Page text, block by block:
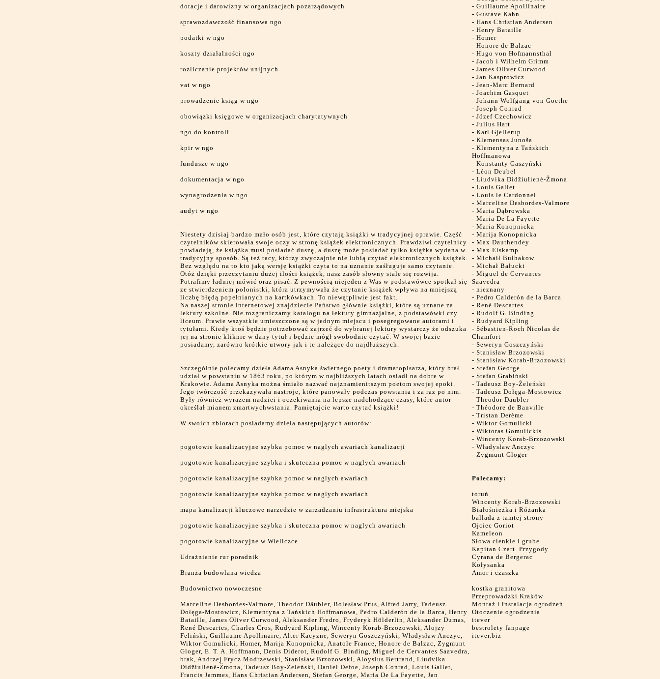
dotacje i darowizny w organizacjach pozarządowych
sprawozdawczość finansowa ngo
podatki w ngo
koszty działalności ngo
rozliczanie projektów unijnych
vat w ngo
prowadzenie ksiąg w ngo
obowiązki księgowe w organizacjach charytatywnych
ngo do kontroli
kpir w ngo
fundusze w ngo
dokumentacja w ngo
wynagrodzenia w ngo
audyt w ngo
Niestety dzisiaj bardzo mało osób jest, które czytają książki w tradycyjnej oprawie. Część
czytelników skierowała swoje oczy w stronę książek elektronicznych. Prawdziwi czytelnicy
powiadają, że książka musi posiadać duszę, a duszę może posiadać tylko książka wydana w
tradycyjny sposób. Są też tacy, którzy zwyczajnie nie lubią czytać elektronicznych książek.
Bez względu na to kto jaką wersję książki czyta to na uznanie zaśługuje samo czytanie.
Otóż dzięki przeczytaniu dużej ilości książek, nasz zasób słowny stale się rozwija.
Potrafimy ładniej mówić oraz pisać. Z pewnością niejeden z Was w podstawówce spotkał się
ze stwierdzeniem polonistki, która utrzymywała że czytanie książek wpływa na mniejszą
liczbę błędą popełnianych na kartkówkach. To niewątpliwie jest fakt.
Na naszej stronie internetowej znajdziecie Państwo głównie książki, które są uznane za
lektury szkolne. Nie rozgraniczamy katalogu na lektury gimnazjalne, z podstawówki czy
liceum. Prawie wszystkie umieszczone są w jednym miejscu i posegregowane autorami i
tytułami. Kiedy ktoś będzie potrzebować zajrzeć do wybranej lektury wystarczy że odszuka
jej na stronie kliknie w dany tytuł i będzie mógł swobodnie czytać. W swojej bazie
posiadamy, zarówno krótkie utwory jak i te należące do najdłuższych.
Szczególnie polecamy dzieła Adama Asnyka świetnego poety i dramatopisarza, który brał
udział w powstaniu w 1863 roku, po którym w najbliższych latach osiadł na dobre w
Krakowie. Adama Asnyka można śmiało nazwać najznamienitszym poetom swojej epoki.
Jego twórczość przekazywała nastroje, które panowały podczas powstania i za raz po nim.
Były również wyrazem nadziei i oczekiwania na lepsze nadchodzące czasy, które autor
określał mianem zmartwychwstania. Pamiętajcie warto czytać książki!
W swoich zbiorach posiadamy dzieła następujących autorów:
pogotowie kanalizacyjne szybka pomoc w naglych awariach kanalizacji
pogotowie kanalizacyjne szybka i skuteczna pomoc w naglych awariach
pogotowie kanalizacyjne szybka pomoc w naglych awariach
pogotowie kanalizacyjne szybka pomoc w naglych awariach
mapa kanalizacji kluczowe narzedzie w zarzadzaniu infrastruktura miejska
pogotowie kanalizacyjne szybka i skuteczna pomoc w naglych awariach
pogotowie kanalizacyjne w Wieliczce
Udrażnianie rur poradnik
Branża budowlana wiedza
Budownictwo nowoczesne
Marceline Desbordes-Valmore, Theodor Däubler, Bolesław Prus, Alfred Jarry, Tadeusz
Dołęga-Mostowicz, Klementyna z Tańskich Hoffmanowa, Pedro Calderón de la Barca, Henry
Bataille, James Oliver Curwood, Aleksander Fredro, Fryderyk Hölderlin, Aleksander Dumas,
René Descartes, Charles Cros, Rudyard Kipling, Wincenty Korab-Brzozowski, Alojzy
Feliński, Guillaume Apollinaire, Alter Kacyzne, Seweryn Goszczyński, Władysław Anczyc,
Wiktor Gomulicki, Homer, Marija Konopnicka, Anatole France, Honore de Balzac, Zygmunt
Gloger, E. T. A. Hoffmann, Denis Diderot, Rudolf G. Binding, Miguel de Cervantes Saavedra,
brak, Andrzej Frycz Modrzewski, Stanisław Brzozowski, Aloysius Bertrand, Liudvika
Didžiulienė-Žmona, Tadeusz Boy-Żeleński, Daniel Defoe, Joseph Conrad, Louis Gallet,
Francis Jammes, Hans Christian Andersen, Stefan George, Maria De La Fayette, Jan
- Guillaume Apollinaire
- Gustave Kahn
- Hans Christian Andersen
- Henry Bataille
- Homer
- Honore de Balzac
- Hugo von Hofmannsthal
- Jacob i Wilhelm Grimm
- James Oliver Curwood
- Jan Kasprowicz
- Jean-Marc Bernard
- Joachim Gasquet
- Johann Wolfgang von Goethe
- Joseph Conrad
- Józef Czechowicz
- Julius Hart
- Karl Gjellerup
- Klemensas Junoša
- Klementyna z Tańskich
Hoffmanowa
- Konstanty Gaszyński
- Léon Deubel
- Liudvika Didžiulienė-Žmona
- Louis Gallet
- Louis le Cardonnel
- Marceline Desbordes-Valmore
- Maria Dąbrowska
- Maria De La Fayette
- Maria Konopnicka
- Marija Konopnicka
- Max Dauthendey
- Max Elskamp
- Michaił Bułhakow
- Michał Bałucki
- Miguel de Cervantes
Saavedra
- nieznany
- Pedro Calderón de la Barca
- René Descartes
- Rudolf G. Binding
- Rudyard Kipling
- Sébastien-Roch Nicolas de
Chamfort
- Seweryn Goszczyński
- Stanisław Brzozowski
- Stanisław Korab-Brzozowski
- Stefan George
- Stefan Grabiński
- Tadeusz Boy-Żeleński
- Tadeusz Dołęga-Mostowicz
- Theodor Däubler
- Théodore de Banville
- Tristan Derème
- Wiktor Gomulicki
- Wiktoras Gomulickis
- Wincenty Korab-Brzozowski
- Władysław Anczyc
- Zygmunt Gloger
Polecamy:
toruń
Wincenty Korab-Brzozowski
Białośnieżka i Różanka
ballada z tamtej strony
Ojciec Goriot
Kameleon
Słowa cienkie i grube
Kapitan Czart. Przygody
Cyrana de Bergerac
Kołysanka
Amor i czaszka
kostka granitowa
Przeprowadzki Kraków
Montaż i instalacja ogrodzeń
Otoczenie ogrodzenia
itever
bestrolety fanpage
itever.biz